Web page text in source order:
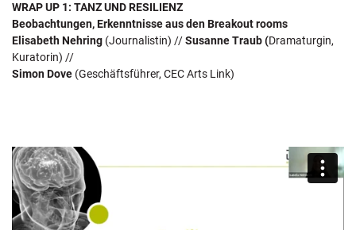
WRAP UP 1: TANZ UND RESILIENZ
Beobachtungen, Erkenntnisseaus denBreakout rooms
Elisabeth Nehring (Journalistin) //Susanne Traub (Dramaturgin,
Kuratorin) //
Simon Dove (Geschäftsführer, CEC Arts Link)